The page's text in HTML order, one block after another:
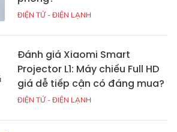
ĐIỆN TỬ - ĐIỆN LẠNH
Đánh giá Xiaomi Smart
Projector L1: Máy chiếu Full HD
giá dễ tiếp cận có đáng mua?
ĐIỆN TỬ - ĐIỆN LẠNH